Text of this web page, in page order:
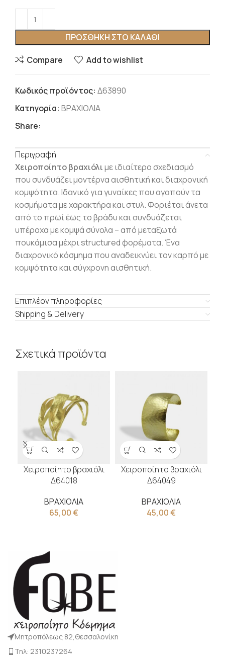
ΠΡΟΣΘΉΚΗ ΣΤΟ ΚΑΛΆΘΙ
Compare Add to wishlist
Κωδικός προϊόντος: Δ63890
Κατηγορία: ΒΡΑΧΙΟΛΙΑ
Share:
Περιγραφή
Χειροποίητο βραχιόλιμε ιδιαίτερο σχεδιασμό
που συνδυάζει μοντέρνα αισθητική και διαχρονική
κομψότητα. Ιδανικό για γυναίκες που αγαπούν τα
κοσμήματα με χαρακτήρα και στυλ. Φοριέται άνετα
από το πρωί έως το βράδυ και συνδυάζεται
υπέροχα με κομψά σύνολα – από μεταξωτά
πουκάμισα μέχρι structured φορέματα. Ένα
διαχρονικό κόσμημα που αναδεικνύει τον καρπό με
κομψότητα και σύγχρονη αισθητική.
Επιπλέον πληροφορίες
Shipping & Delivery
Σχετικά προϊόντα
Χειροποίητο βραχιόλι
Δ64018
ΒΡΑΧΙΟΛΙΑ
65,00€
Χειροποίητο βραχιόλι
Δ64049
ΒΡΑΧΙΟΛΙΑ
45,00€
Μητροπόλεως 82,Θεσσαλονίκη
Τηλ: 2310237264